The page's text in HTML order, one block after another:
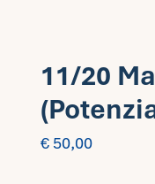
11/20
€ 50,00